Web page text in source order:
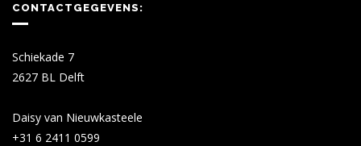
CONTACTGEGEVENS:
Schiekade 7
2627 BL Delft
Daisy van Nieuwkasteele
+31 6 2411 0599